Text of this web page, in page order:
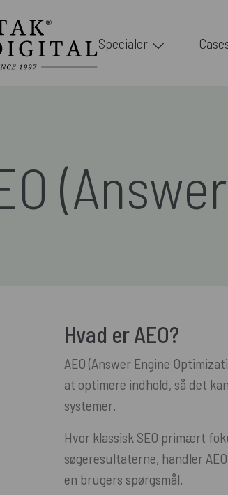
Specialer
Hvad er AEO?
AEO (Answer Engine
at optimere indhold, så det
systemer.
Hvor klassisk SEO primært
søgeresultaterne, handler
en brugers spørgsmål.